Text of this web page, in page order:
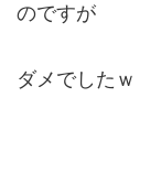
のですが
ダメでしたｗ